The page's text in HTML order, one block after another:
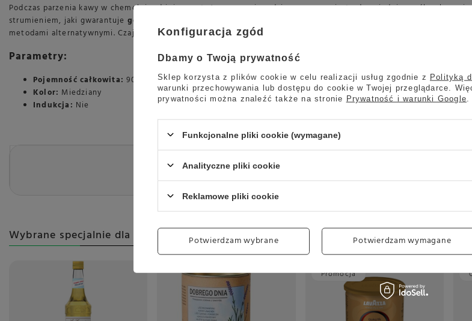
Podczas parzenia kawy w chemeksie, dripie, czy też aeropressie, gdzie wymagany jest odpowiedni sposób
strumieniem, jaki gwarantuje gęsia szyjka
miedzianego czajnika Hario Copper Buono Kettle. Ta wyjątkowa
metodami alternatywnymi. Czajnik Hario Copper Buono Kettlenie jest przeznaczony do płyt indukcyjnych
Parametry:
Pojemność całkowita: 900 ml
Kolor: Miedziany
Indukcja: Nie
Wybrane specjalnie dla Ciebie
Promocja
Konfiguracja zgód
Dbamy o Twoją prywatność
Sklep korzysta z plików cookie w celu realizacji usług zgodnie z Polityką
warunki przechowywania lub dostępu do cookie w Twojej przeglądarce.
prywatności można znaleźć także na stronie Prywatność i warunki Google
Funkcjonalne pliki cookie (wymagane)
Analityczne pliki cookie
Reklamowe pliki cookie
Potwierdzam wybrane Potwierdzam wymagane